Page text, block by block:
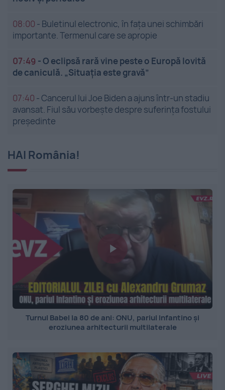
08:00 - Buletinul electronic, în fața unei schimbări
importante. Termenul care se apropie
07:49 -O eclipsă rară vine peste o Europă lovită
de caniculă. „Situația este gravă”
07:40 -Cancerul lui Joe Biden a ajuns într-un stadiu
avansat. Fiul său vorbește despre suferința fostului
președinte
HAI România!
Turnul Babel la 80 de ani: ONU, pariul Infantino și
eroziunea arhitecturii multilaterale